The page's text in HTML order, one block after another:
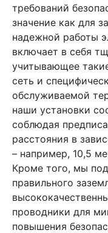
требований
значение как для
надежной работы
включает в себя
учитывающее
сеть и
обслуживаемой
наши установки
соблюдая
расстояния в
– например, 10,5
Кроме того, мы
правильного
проводники для
повышения